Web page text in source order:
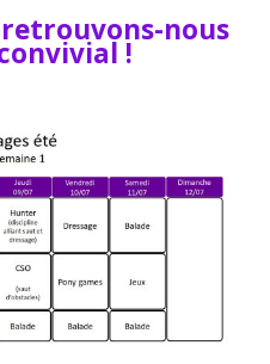
retrouvons-nous
!